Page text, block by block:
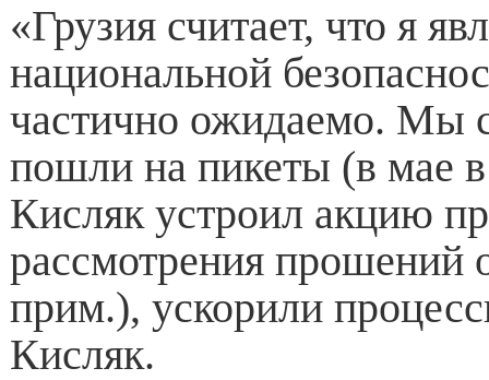
«Грузия считает, что я
национальной
частично ожидаемо. Мы
пошли на пикеты (в мае
Кисляк устроил акцию
рассмотрения
прим.), ускорили
Кисляк.